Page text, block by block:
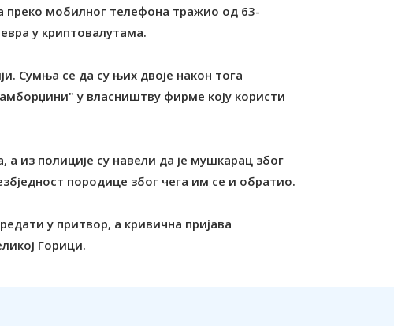
преко мобилног телефона тражио од 63-
у криптовалутама.
Сумња се да су њих двоје након тога
у власништву фирме коју користи
из полиције су навели да је мушкарац због
породице због чега им се и обратио.
у притвор, а кривична пријава
Горици.